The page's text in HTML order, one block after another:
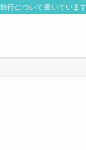
行について書いていま